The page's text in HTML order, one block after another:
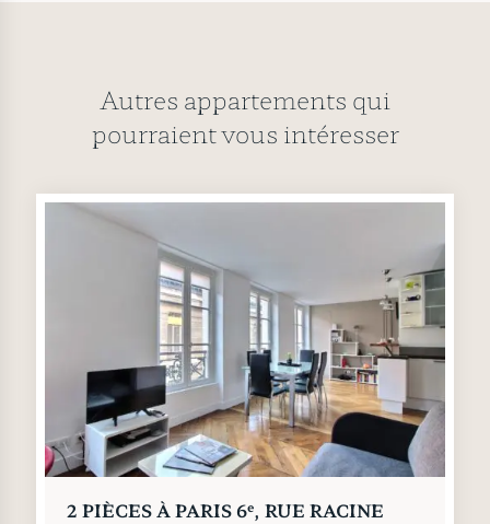
Autres appartements qui
pourraient vous intéresser
2 PIÈCES À PARIS 6e, RUE RACINE